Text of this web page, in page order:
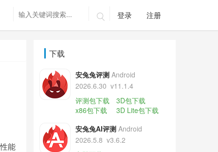
 登录 注册
能
下载
安兔兔评测 Android
2026.6.30 v11.1.4
评测包下载
3D包下载
x86包下载
3D Lite包下载
安兔兔AI评测 Android
2026.5.8 v3.6.2